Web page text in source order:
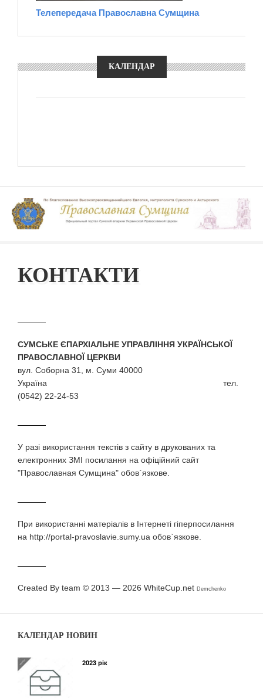
Телепередача Православна Сумщина
КАЛЕНДАР
КОНТАКТИ
СУМСЬКЕ ЄПАРХІАЛЬНЕ УПРАВЛІННЯ УКРАЇНСЬКОЇ
ПРАВОСЛАВНОЇ ЦЕРКВИ
вул. Соборна 31, м. Суми 40000
Україна тел.
(0542) 22-24-53
У разi використання текстiв з сайту в друкованих та
електронних ЗМI посилання на офіційний сайт
"Православная Сумщина" обов`язкове.
При використаннi матерiалiв в Iнтернетi гiперпосилання
на http://portal-pravoslavie.sumy.ua обов`язкове.
Created By team © 2013 — 2026 WhiteCup.net Demchenko
КАЛЕНДАР НОВИН
2023 рік